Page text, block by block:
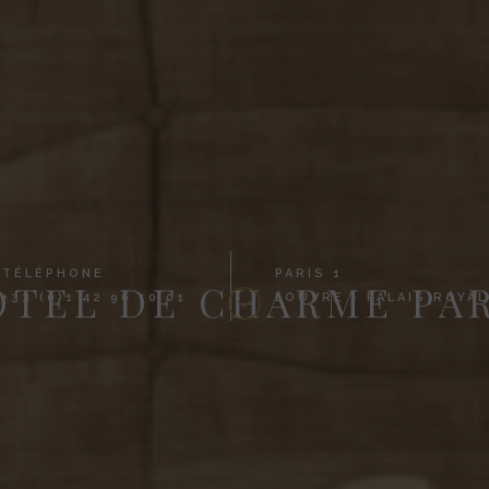
DE CHARME
TÉLÉPHONE
+33 (0)1 42 96 10 01
PARIS 1
LOUVRE - PALAIS ROYAL